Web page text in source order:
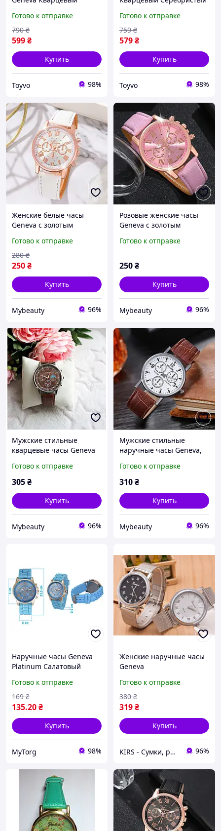
Наручний Годинник
Geneva Кварцевий
Женева
Готово к отправке
599₴
790 ₴
Купить
Toyvo 98%
Жіночий Годинник
Geneva Кварцевий
Сріблястий Сталевий
Браслет
Готово к отправке
579₴
759 ₴
Купить
Toyvo 98%
Женские белые часы
Geneva с золотым
Готово к отправке
250₴
280 ₴
Купить
Mybeauty 96%
Розовые женские часы
Geneva с золотым
Готово к отправке
250₴
Купить
Mybeauty 96%
Мужские стильные
кварцевые часы Geneva
Готово к отправке
305₴
Купить
Mybeauty 96%
Мужские стильные
наручные часы Geneva,
Готово к отправке
310₴
Купить
Mybeauty 96%
Наручные часы Geneva
Рlatinum Салатовый
Готово к отправке
135.20₴
169 ₴
Купить
MyTorg 98%
Женские наручные часы
Geneva
Готово к отправке
319₴
380 ₴
Купить
KIRS - Сумки, рюкзаки, портфели, клатчи, наручные часы оптом и в розницу 96%